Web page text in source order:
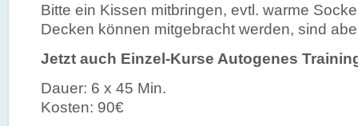
Bitte ein Kissen mitbringen, evtl. warme
Decken können mitgebracht werden, sind
Jetzt auch Einzel-Kurse Autogenes
Dauer: 6 x 45 Min.
Kosten: 90€